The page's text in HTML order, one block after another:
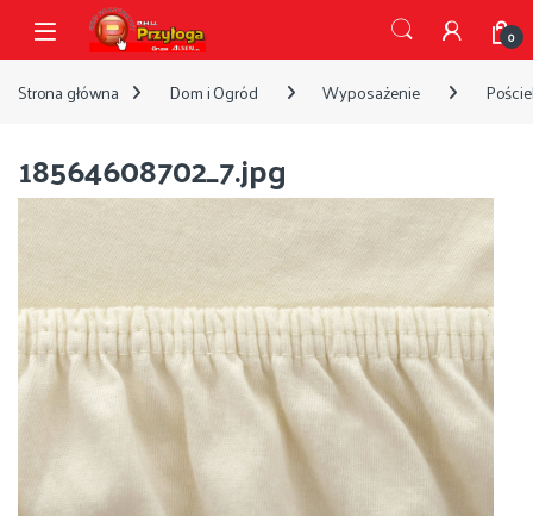
Przejdź do nawigacji
Przejdź do treści
Open 0
Strona główna Dom i Ogród Wyposażenie
18564608702_7.jpg